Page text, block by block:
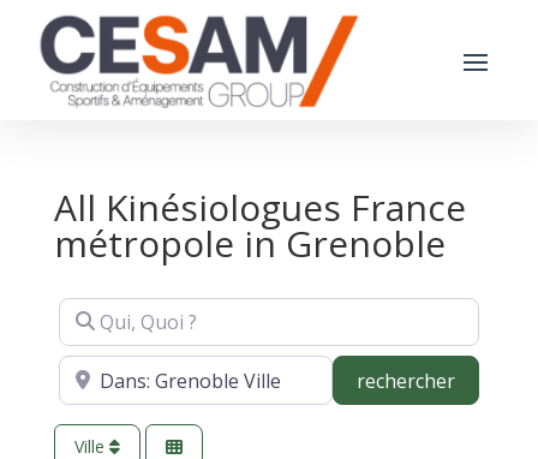
All Kinésiologues France
métropole in Grenoble
Qui, Quoi ?
Où ? rechercher
Ville